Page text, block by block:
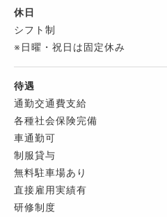
休日
シフト制
※日曜・祝日は固定休み
待遇
通勤交通費支給
各種社会保険完備
車通勤可
制服貸与
無料駐車場あり
直接雇用実績有
研修制度